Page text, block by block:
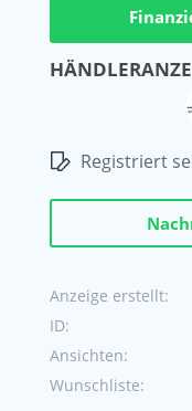
Registriert
Anzeige erstellt:
ID:
Ansichten:
Wunschliste: